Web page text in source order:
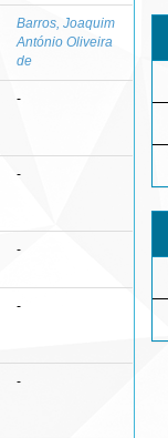
Barros, Joaquim
António Oliveira
de
-
-
-
-
-